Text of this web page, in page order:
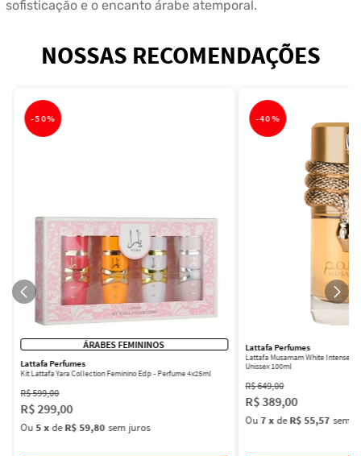
sofisticação e o encanto árabe atemporal.
NOSSAS RECOMENDAÇÕES
-50%
ÁRABES FEMININOS
Lattafa Perfumes
Kit Lattafa Yara Collection Feminino Edp - Perfume 4x25ml
R$599,00
R$299,00
Ou5 xdeR$ 59,80 sem juros
-40%
Lattafa Perfumes
Lattafa Musamam White Intense
Unissex 100ml
R$649,00
R$389,00
Ou7xdeR$ 55,57 sem